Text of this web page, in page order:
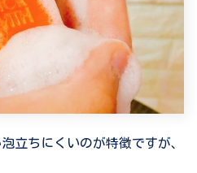
立ちにくいのが特徴ですが、